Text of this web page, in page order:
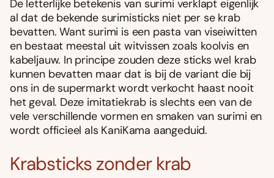
De letterlijke betekenis van surimi verklapt eigenlijk
al dat de bekende surimisticks niet per se krab
bevatten. Want surimi is een pasta van viseiwitten
en bestaat meestal uit witvissen zoals koolvis en
kabeljauw. In principe zouden deze sticks wel krab
kunnen bevatten maar dat is bij de variant die bij
ons in de supermarkt wordt verkocht haast nooit
het geval. Deze imitatiekrab is slechts een van de
vele verschillende vormen en smaken van surimi en
wordt officieel als KaniKama aangeduid.
Krabsticks zonder krab